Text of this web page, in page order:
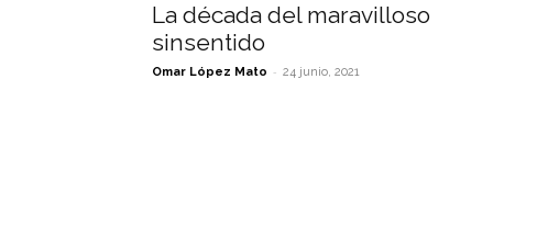
La década del maravilloso
sinsentido
Omar López Mato - 24 junio, 2021